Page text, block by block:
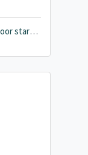
Financial lease: de ideale oplossing voor startende ondernemers?